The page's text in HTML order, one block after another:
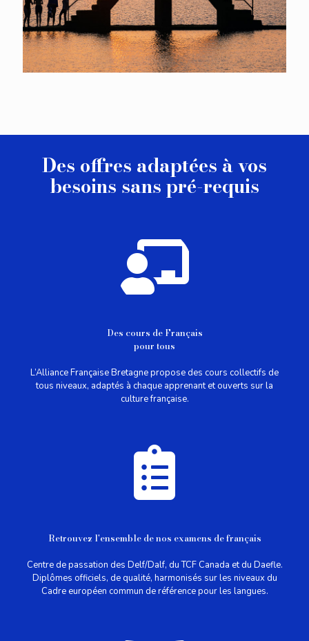
Des offres adaptées à vos
besoins sans pré-requis
Des cours de Français
pour tous
L’Alliance Française Bretagne propose des cours collectifs de
tous niveaux, adaptés à chaque apprenant et ouverts sur la
culture française.
Retrouvez l'ensemble de nos examens de français
Centre de passation des Delf/Dalf, du TCF Canada et du Daefle.
Diplômes officiels, de qualité, harmonisés sur les niveaux du
Cadre européen commun de référence pour les langues.